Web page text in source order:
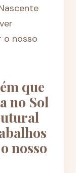
o nosso
que
no Sol
nosso